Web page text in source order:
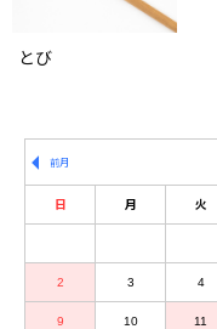
とび
前月
日 月 火
2 3 4
9 10 11